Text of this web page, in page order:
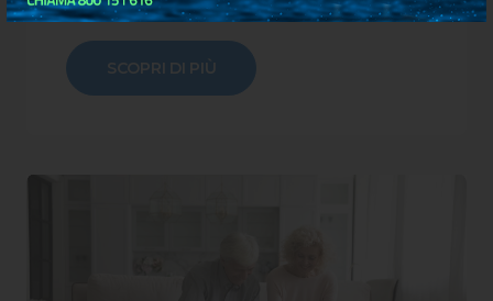
davvero i tuoi interessi
SCOPRI DI PIÙ